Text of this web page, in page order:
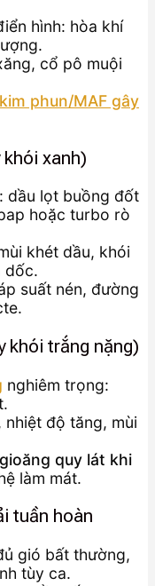
hình: hòa khí
cổ pô muội
phun/MAF gây
xanh)
: dầu lọt buồng đốt
hoặc turbo rò
khét dầu, khói
dốc.
suất nén, đường
khói trắng nặng)
nghiêm trọng:
độ tăng, mùi
quy lát khi
làm mát.
tuần hoàn
gió bất thường,
tùy ca.